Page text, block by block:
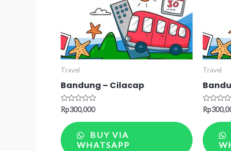
Travel
Bandung – Cilacap
Rated
of
5
Rp300,000
BUY VIA
WHATSAPP
Travel
Rated
of
5
Rp